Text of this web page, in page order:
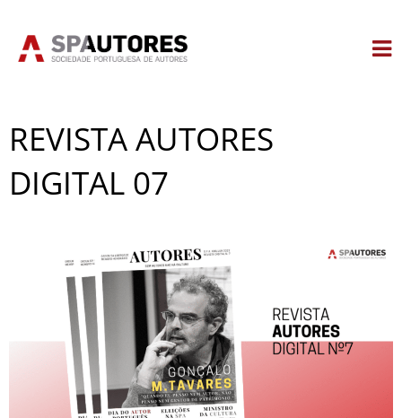
REVISTA AUTORES
DIGITAL 07